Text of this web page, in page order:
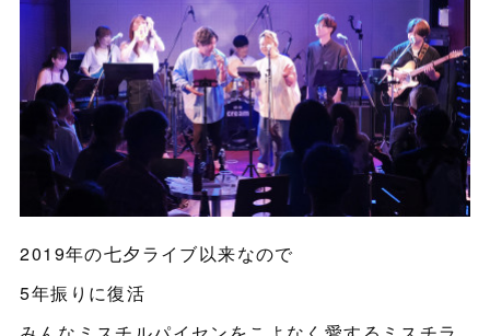
2019年の七夕ライブ以来なので
5年振りに復活